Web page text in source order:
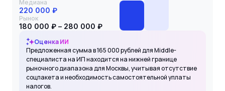
Медиана
220 000 ₽
Рынок
180 000 ₽ – 280 000 ₽
Оценка ИИ
Предложенная сумма в 165 000 рублей для Middle-
специалиста на ИП находится на нижней границе
рыночного диапазона для Москвы, учитывая отсутствие
соцпакета и необходимость самостоятельной уплаты
налогов.